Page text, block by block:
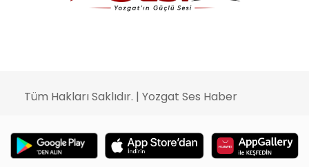
Tüm Hakları Saklıdır. | Yozgat Ses Haber